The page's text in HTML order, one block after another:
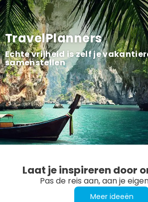
TravelPlanners
Echte vrijheid is zelf je
samenstellen
Laat je inspireren door
Pas de reis aan, aan je
Meer ideeën